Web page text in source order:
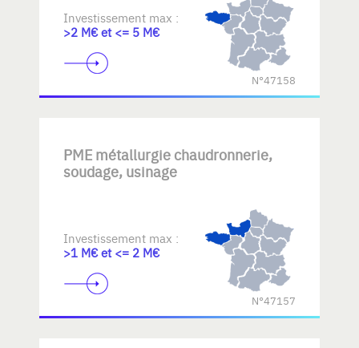
Investissement max :
>2 M€ et <= 5 M€
N°47158
PME métallurgie chaudronnerie,
soudage, usinage
Investissement max :
>1 M€ et <= 2 M€
N°47157